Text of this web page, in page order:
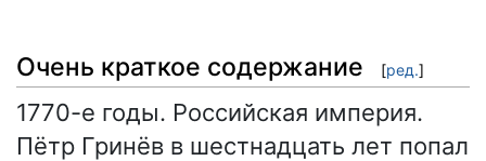
Очень краткое содержание [ред.]
1770-е годы. Российская империя.
Пётр Гринёв в шестнадцать лет попал